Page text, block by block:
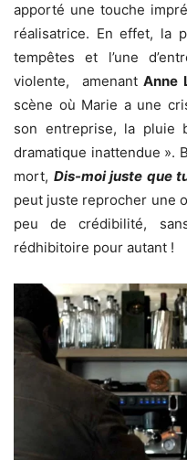
apporté une touche
réalisatrice. En effet, la
tempêtes et l’une
violente, amenantAnne
scène où Marie a une
son entreprise, la pluie
dramatique inattendue ».
mort, Dis-moi juste que
peut juste reprocher une
peu de crédibilité,
rédhibitoire pour autant !